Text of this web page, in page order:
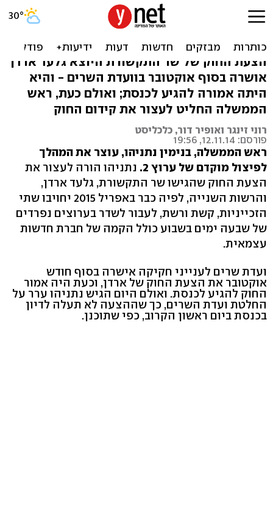
נתניהו עוצר את פיצול ערוץ
הצעת החוק של שר התקשורת היוצא גלעד ארדן
אושרה בסוף אוקטובר בוועדת השרים - והיא
היתה אמורה להגיע לכנסת; ואולם כעת, ראש
הממשלה החליט לעצור את קידום החוק
רוני זינגר ואופיר דור, כלכליסט
פורסם: 12.11.14, 19:56
ראש הממשלה, בנימין נתניהו, עוצר את המהלך
לפיצול מוקדם של ערוץ 2.
נתניהו הורה לעצור את
הצעת החוק שהגישו שר התקשורת, גלעד ארדן,
והרשות השנייה, לפיה כבר באפריל 2015 יחויבו שתי
הזכייניות, קשת ורשת, לעבור לשדר בערוצים נפרדים
של שבעה ימים בשבוע כולל הקמה של חברת חדשות
עצמאית.
ועדת שרים לענייני חקיקה אישרה בסוף חודש
אוקטובר את הצעת החוק של ארדן, וכעת היה אמור
החוק להגיע לכנסת. ואולם היום הגיש נתניהו ערר על
החלטת ועדת השרים, כך שההצעה לא תעלה לדיון
בכנסת ביום ראשון הקרוב, כפי שתוכנן.